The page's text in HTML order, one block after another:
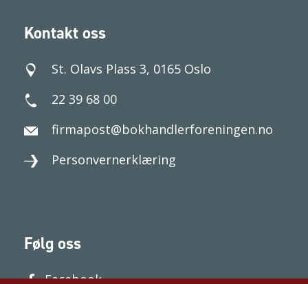
Kontakt oss
St. Olavs Plass 3, 0165 Oslo
22 39 68 00
firmapost@bokhandlerforeningen.no
Personvernerklæring
Følg oss
Facebook